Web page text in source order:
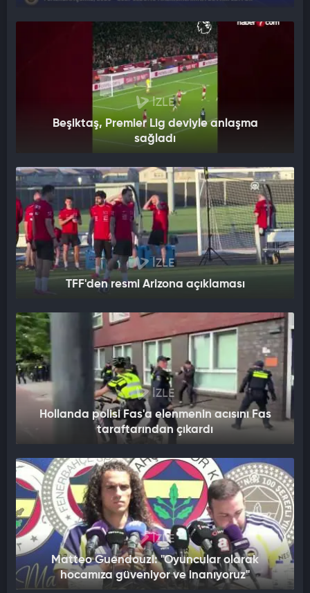
İZLE
Beşiktaş, Premier Lig deviyle anlaşma
sağladı
İZLE
TFF'den resmi Arizona açıklaması
İZLE
Hollanda polisi Fas'a elenmenin acısını Fas
taraftarından çıkardı
İZLE
Matteo Guendouzi: "Oyuncular olarak
hocamıza güveniyor ve inanıyoruz"